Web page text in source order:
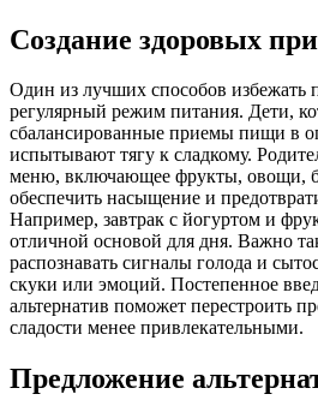
Создание здоровых
Один из лучших способов избежать
регулярный режим питания. Дети,
сбалансированные приемы пищи в
испытывают тягу к сладкому.
меню, включающее фрукты, овощи,
обеспечить насыщение и
Например, завтрак с йогуртом и
отличной основой для дня. Важно
распознавать сигналы голода и
скуки или эмоций. Постепенное
альтернатив поможет перестроить
сладости менее привлекательными.
Предложение